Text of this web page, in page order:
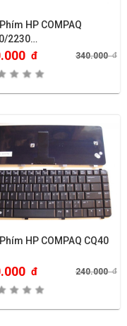
HP COMPAQ
2230…
đ 340.000đ
HP COMPAQ CQ40
đ 240.000đ